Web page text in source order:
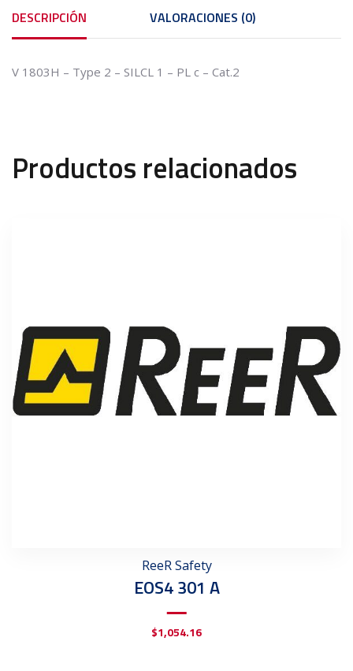
DESCRIPCIÓN VALORACIONES (0)
V 1803H – Type 2 – SILCL 1 – PL c – Cat.2
Productos relacionados
ReeR Safety
EOS4 301 A
$1,054.16